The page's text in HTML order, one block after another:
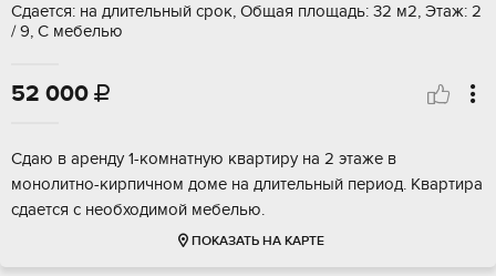
Сдается: на длительный срок, Общая площадь: 32 м2, Этаж: 2
/ 9, С мебелью
52 000 
Сдаю в аренду 1-комнатную квартиру на 2 этаже в
монолитно-кирпичном доме на длительный период. Квартира
сдается с необходимой мебелью.
ПОКАЗАТЬ НА КАРТЕ